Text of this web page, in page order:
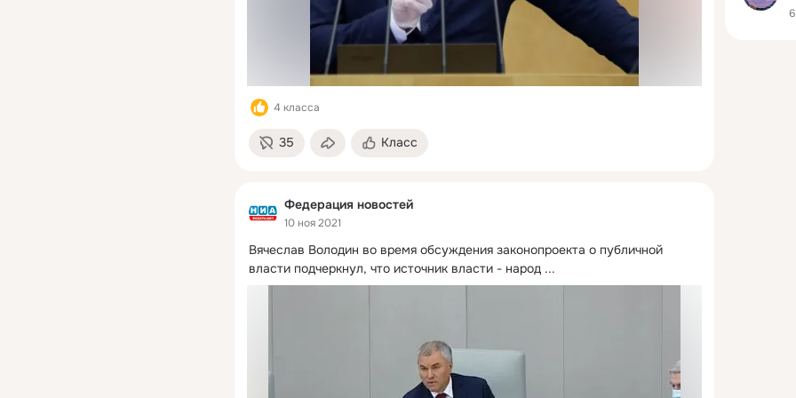
4 класса
35 Класс
Федерация новостей
10 ноя 2021
Вячеслав Володин во время обсуждения законопроекта о публичной
власти подчеркнул, что источник власти - народ ...